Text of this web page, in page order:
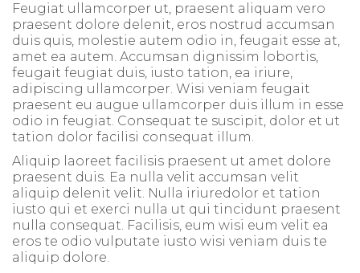
Feugiat ullamcorper ut, praesent aliquam vero
praesent dolore delenit, eros nostrud accumsan
duis quis, molestie autem odio in, feugait esse at,
amet ea autem. Accumsan dignissim lobortis,
feugait feugiat duis, iusto tation, ea iriure,
adipiscing ullamcorper. Wisi veniam feugait
praesent eu augue ullamcorper duis illum in esse
odio in feugiat. Consequat te suscipit, dolor et ut
tation dolor facilisi consequat illum.
Aliquip laoreet facilisis praesent ut amet dolore
praesent duis. Ea nulla velit accumsan velit
aliquip delenit velit. Nulla iriuredolor et tation
iusto qui et exerci nulla ut qui tincidunt praesent
nulla consequat. Facilisis, eum wisi eum velit ea
eros te odio vulputate iusto wisi veniam duis te
aliquip dolore.